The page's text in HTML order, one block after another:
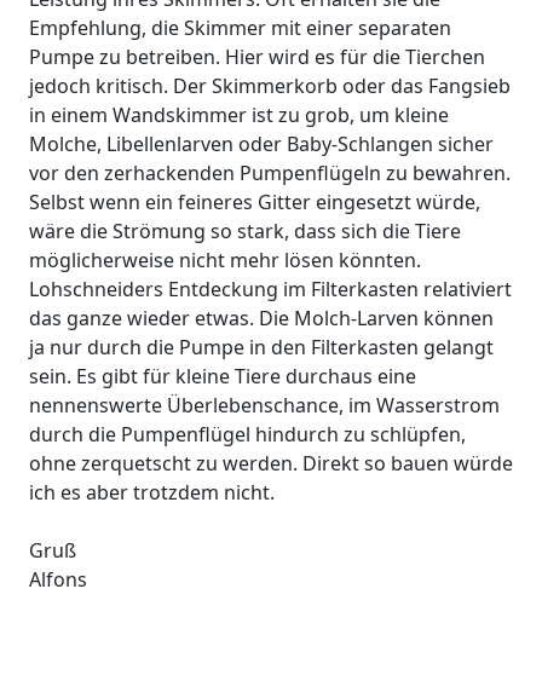
Empfehlung, die Skimmer mit einer separaten
Pumpe zu betreiben. Hier wird es für die Tierchen
jedoch kritisch. Der Skimmerkorb oder das Fangsieb
in einem Wandskimmer ist zu grob, um kleine
Molche, Libellenlarven oder Baby-Schlangen sicher
vor den zerhackenden Pumpenflügeln zu bewahren.
Selbst wenn ein feineres Gitter eingesetzt würde,
wäre die Strömung so stark, dass sich die Tiere
möglicherweise nicht mehr lösen könnten.
Lohschneiders Entdeckung im Filterkasten relativiert
das ganze wieder etwas. Die Molch-Larven können
ja nur durch die Pumpe in den Filterkasten gelangt
sein. Es gibt für kleine Tiere durchaus eine
nennenswerte Überlebenschance, im Wasserstrom
durch die Pumpenflügel hindurch zu schlüpfen,
ohne zerquetscht zu werden. Direkt so bauen würde
ich es aber trotzdem nicht.
Gruß
Alfons